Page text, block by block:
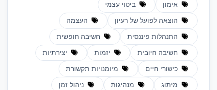
אימון ביטוי עצמי
הוצאה לפועל של רעיון העצמה
התנהלות פיננסית חשיבה חופשית
חשיבה חיובית יזמות יצירתיות
כישורי חיים מיומנויות תקשורת
מיתוג מנהיגות ניהול זמן